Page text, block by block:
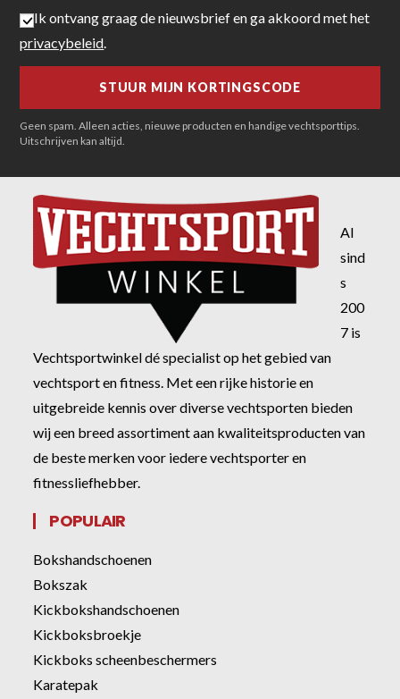
Ik ontvang graag de nieuwsbrief en ga akkoord met het
privacybeleid
Geen spam. Alleen acties, nieuwe producten en handige vechtsporttips.
Uitschrijven kan altijd.
Al
sind
s
200
7 is
Vechtsportwinkel dé specialist op het gebied van
vechtsport en fitness. Met een rijke historie en
uitgebreide kennis over diverse vechtsporten bieden
wij een breed assortiment aan kwaliteitsproducten van
de beste merken voor iedere vechtsporter en
fitnessliefhebber.
POPULAIR
Bokshandschoenen
Bokszak
Kickbokshandschoenen
Kickboksbroekje
Kickboks scheenbeschermers
Karatepak